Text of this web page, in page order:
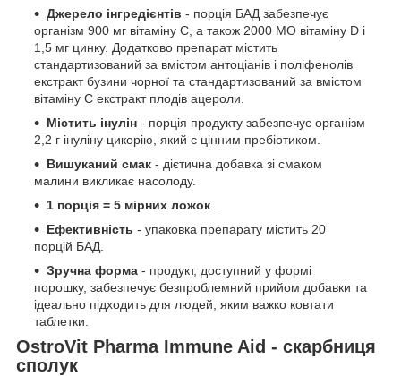
Джерело інгредієнтів - порція БАД забезпечує
організм 900 мг вітаміну С, а також 2000 МО вітаміну D і
1,5 мг цинку. Додатково препарат містить
стандартизований за вмістом антоціанів і поліфенолів
екстракт бузини чорної та стандартизований за вмістом
вітаміну С екстракт плодів ацероли.
Містить інулін - порція продукту забезпечує організм
2,2 г інуліну цикорію, який є цінним пребіотиком.
Вишуканий смак - дієтична добавка зі смаком
малини викликає насолоду.
1 порція = 5 мірних ложок
Ефективність - упаковка препарату містить 20
порцій БАД.
Зручна форма - продукт, доступний у формі
порошку, забезпечує безпроблемний прийом добавки та
ідеально підходить для людей, яким важко ковтати
таблетки.
OstroVit Pharma Immune Aid - скарбниця
сполук